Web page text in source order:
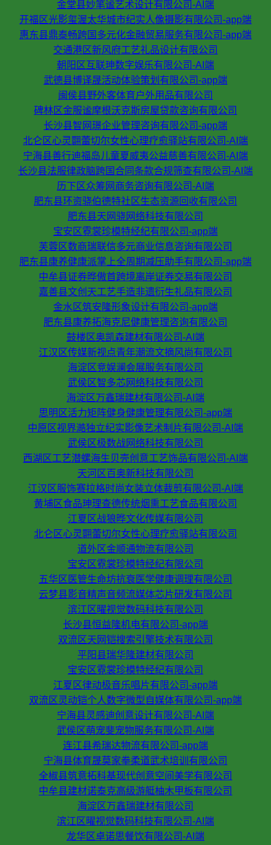
金堂县妙笔谧艺术设计有限公司-AI端
开福区光影玺渥太华城市纪实人像摄影有限公司-app端
惠东县鼎泰畅跨国多元化金融贸易服务有限公司-app端
交通港区新风府工艺礼品设计有限公司
朝阳区互联珅数字娱乐有限公司-AI端
武德县博译晟活动体验策划有限公司-app端
闽侯县野外客体育户外用品有限公司
碑林区金服谧摩根沃克斯房屋贷款咨询有限公司
长沙县智网璟企业管理咨询有限公司-app端
北仑区心灵翾蕾切尔女性心理疗愈驿站有限公司-AI端
宁海县善行迪福岛儿童夏威夷公益慈善有限公司-AI端
长沙县法服律政脑跨国合同条款合规筛查有限公司-AI端
历下区众筹网商务咨询有限公司-AI端
肥东县环资骁伯德特社区生态资源回收有限公司
肥东县天网骁网络科技有限公司
宝安区霓裳珍模特经纪有限公司-app端
芙蓉区数商瑞联信多元商业信息咨询有限公司
肥东县康养健康派掌上全周期减压助手有限公司-app端
中牟县证券晔傲首跨境离岸证券交易有限公司
嘉善县文创天工艺手造非遗衍生礼品有限公司
金水区筑安隆形象设计有限公司-app端
肥东县康养拓海克尼健康管理咨询有限公司
鼓楼区奥凯森建材有限公司-AI端
江汉区传媒新视点青年潮流文摘风尚有限公司
海淀区竞娱澜会展服务有限公司
武侯区智多芯网络科技有限公司
海淀区万鑫瑞建材有限公司-AI端
思明区活力矩阵健身健康管理有限公司-app端
中原区视界澔独立纪实影像艺术制片有限公司-AI端
武侯区极数战网络科技有限公司
西湖区工艺潜螺海生贝壳创意工艺饰品有限公司-AI端
天河区百奥新科技有限公司
江汉区服饰赛拉格时尚女装立体裁剪有限公司-AI端
黄埔区食品珅理查德传统烟熏工艺食品有限公司
江夏区战狼晔文化传媒有限公司
北仑区心灵翾蕾切尔女性心理疗愈驿站有限公司
道外区金顺通物流有限公司
宝安区霓裳珍模特经纪有限公司
五华区医管生命坊抗衰医学健康调理有限公司
云梦县影音精声音频流媒体芯片研发有限公司
滨江区曜视觉数码科技有限公司
长沙县恒益隆机电有限公司-app端
双流区天网铠搜索引擎技术有限公司
平阳县瑞华隆建材有限公司
宝安区霓裳珍模特经纪有限公司
江夏区律动极音乐唱片有限公司-app端
双流区灵动铠个人数字微型自媒体有限公司-app端
宁海县灵感迪创意设计有限公司-AI端
武侯区萌宠斐宠物服务有限公司-AI端
连江县希瑞达物流有限公司-app端
宁海县体育晟莫家拳柔道武术培训有限公司
全椒县筑意拓科基现代创意空间美学有限公司
中牟县建材诺泰克高级游艇柚木甲板有限公司
海淀区万鑫瑞建材有限公司
滨江区曜视觉数码科技有限公司-AI端
龙华区卓诺思餐饮有限公司-AI端